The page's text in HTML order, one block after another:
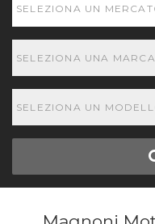
SELEZIONA UN
SELEZIONA UNA MARCA
SELEZIONA UN